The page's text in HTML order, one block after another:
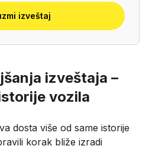
izveštaj
izveštaja –
vozila
dosta više od same istorije
korak bliže izradi